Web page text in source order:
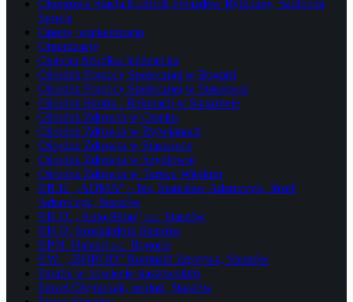
Okręgowa Stacja Kontroli Pojazdów Rytwiany, Sadłocha
Serwis
Opony, wulkanizacja
Organizacje
Osiecka Szkółka Jeździecka
Ośrodek Pomocy Społecznej w Bogorii
Ośrodek Pomocy Społecznej w Staszowie
Ośrodek Sportu i Rekreacji w Staszowie
Ośrodek Zdrowia w Osieku
Ośrodek Zdrowia w Rytwianach
Ośrodek Zdrowia w Staszowie
Ośrodek Zdrowia w Szydłowie
Ośrodek Zdrowia w Tursku Wielkim
P.B.H. „ADMA” – bis, Stanisław Adamczyk, Józef
Adamczyk, Staszów
P.H.U. „Auto-Shop” s.c. Staszów
P.H.U. Szostakdruk Staszów
P.P.H. Haland s.c. Bogoria
P.W. „IZOBUD” Romuald Zgrzywa, Staszów
Parafie w powiecie staszowskim
Paweł Olejniczak, urolog, Staszów